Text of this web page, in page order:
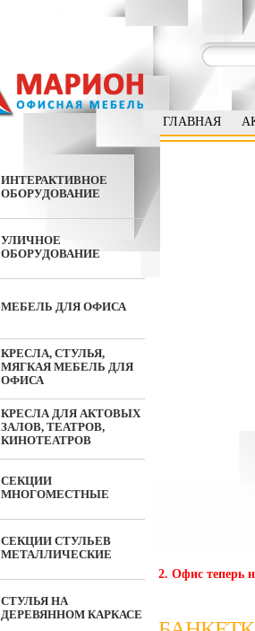
ГЛАВНАЯ
ИНТЕРАКТИВНОЕ
ОБОРУДОВАНИЕ
УЛИЧНОЕ
ОБОРУДОВАНИЕ
МЕБЕЛЬ ДЛЯ ОФИСА
КРЕСЛА, СТУЛЬЯ,
МЯГКАЯ МЕБЕЛЬ ДЛЯ
ОФИСА
КРЕСЛА ДЛЯ АКТОВЫХ
ЗАЛОВ, ТЕАТРОВ,
КИНОТЕАТРОВ
СЕКЦИИ
МНОГОМЕСТНЫЕ
СЕКЦИИ СТУЛЬЕВ
МЕТАЛЛИЧЕСКИЕ
СТУЛЬЯ НА
ДЕРЕВЯННОМ КАРКАСЕ
2. Офис теперь